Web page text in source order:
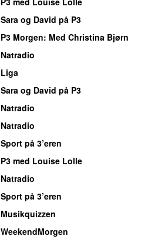
Sara og David på P3
P3 Morgen: Med Christina Bjørn
Natradio
Liga
Sara og David på P3
Natradio
Natradio
Sport på 3’eren
P3 med Louise Lolle
Natradio
Sport på 3’eren
Musikquizzen
WeekendMorgen